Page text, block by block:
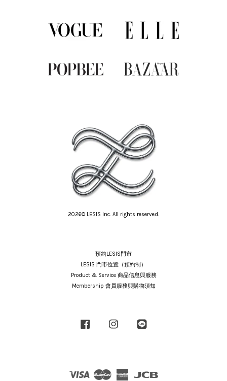
2026© LESIS Inc. All rights reserved.
預約LESIS門市
LESIS 門市位置（預約制）
Product & Service 商品信息與服務
Membership 會員服務與購物須知
Facebook Instagram
Visa Master
American